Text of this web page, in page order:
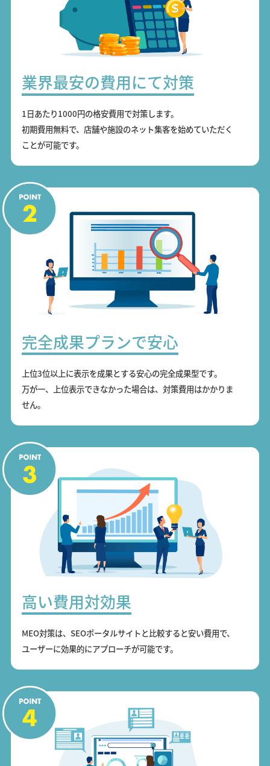
業界最安の費用にて対策
1日あたり1000円の格安費用で対策します。
初期費用無料で、店舗や施設のネット集客を始めていただく
ことが可能です。
完全成果プランで安心
上位3位以上に表示を成果とする安心の完全成果型です。
万が一、上位表示できなかった場合は、対策費用はかかりま
せん。
高い費用対効果
MEO対策は、SEOポータルサイトと比較すると安い費用で、
ユーザーに効果的にアプローチが可能です。